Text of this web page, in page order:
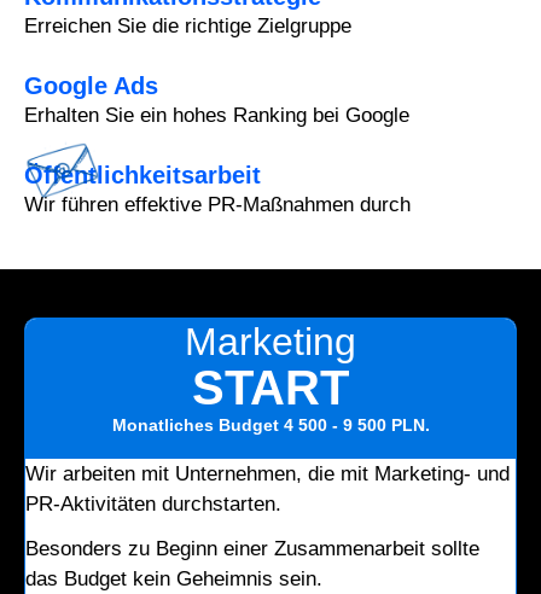
Erreichen Sie die richtige Zielgruppe
Google Ads
Erhalten Sie ein hohes Ranking bei Google
Öffentlichkeitsarbeit
Wir führen effektive PR-Maßnahmen durch
Marketing
START
Monatliches Budget 4 500 - 9 500 PLN.
Wir arbeiten mit Unternehmen, die mit Marketing- und
PR-Aktivitäten durchstarten.
Besonders zu Beginn einer Zusammenarbeit sollte
das Budget kein Geheimnis sein.